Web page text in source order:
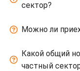
сектор?
Можно ли
Какой общий
частный